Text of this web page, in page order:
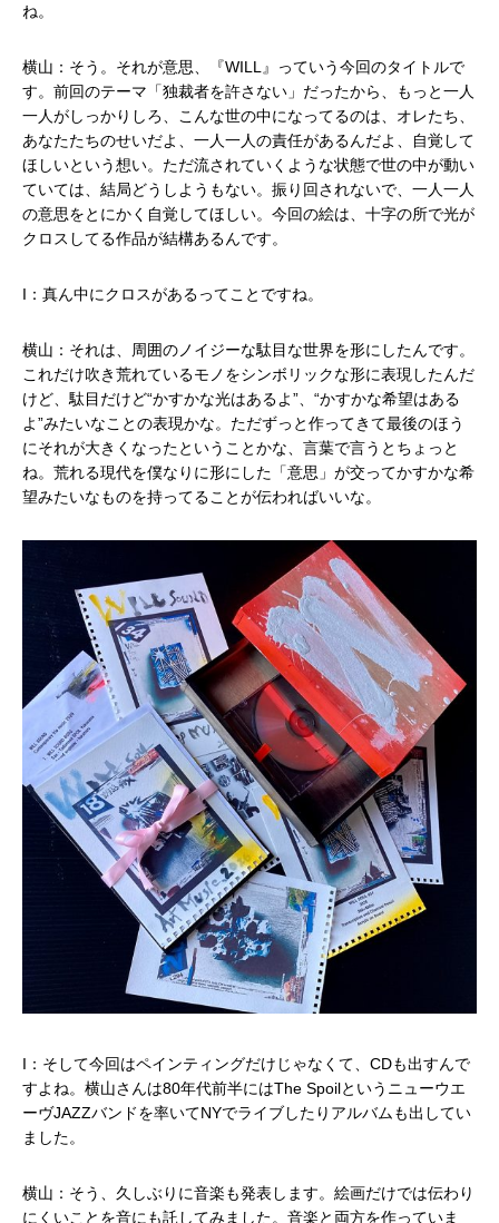
ね。
横山：そう。それが意思、『WILL』っていう今回のタイトルで
す。前回のテーマ「独裁者を許さない」だったから、もっと一人
一人がしっかりしろ、こんな世の中になってるのは、オレたち、
あなたたちのせいだよ、一人一人の責任があるんだよ、自覚して
ほしいという想い。ただ流されていくような状態で世の中が動い
ていては、結局どうしようもない。振り回されないで、一人一人
の意思をとにかく自覚してほしい。今回の絵は、十字の所で光が
クロスしてる作品が結構あるんです。
I：真ん中にクロスがあるってことですね。
横山：それは、周囲のノイジーな駄目な世界を形にしたんです。
これだけ吹き荒れているモノをシンボリックな形に表現したんだ
けど、駄目だけど“かすかな光はあるよ”、“かすかな希望はある
よ”みたいなことの表現かな。ただずっと作ってきて最後のほう
にそれが大きくなったということかな、言葉で言うとちょっと
ね。荒れる現代を僕なりに形にした「意思」が交ってかすかな希
望みたいなものを持ってることが伝わればいいな。
I：そして今回はペインティングだけじゃなくて、CDも出すんで
すよね。横山さんは80年代前半にはThe Spoilというニューウエ
ーヴJAZZバンドを率いてNYでライブしたりアルバムも出してい
ました。
横山：そう、久しぶりに音楽も発表します。絵画だけでは伝わり
にくいことを音にも託してみました。音楽と両方を作っていま